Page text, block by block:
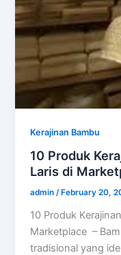
Kerajinan Bambu
10 Produk
Laris di
admin/ February 20,
10 Produk
Marketplace –
tradisional yang